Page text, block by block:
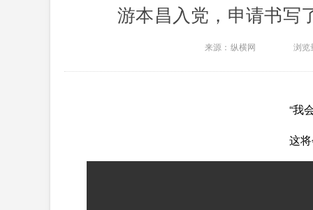
游本昌入党，申请书写
来源：纵横网 浏览
“我
这